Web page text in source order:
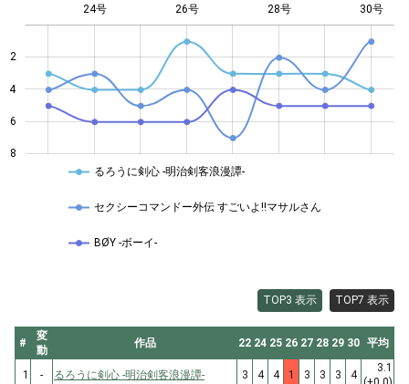
4
2
4
6
8
24号
26号
28号
30号
るろうに剣心 -明治剣客浪漫譚-
セクシーコマンドー外伝 すごいよ!!マサルさん
BØY -ボーイ-
TOP3 表示 TOP7 表示
#
変
動
作品 22 24 25 26 27 28 29 30 平均
1 - るろうに剣心 -明治剣客浪漫譚- 3 4 4 1 3 3 3 4
3.1